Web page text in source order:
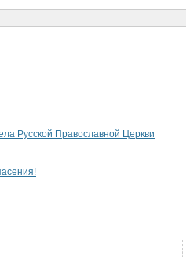
Русской Православной Церкви